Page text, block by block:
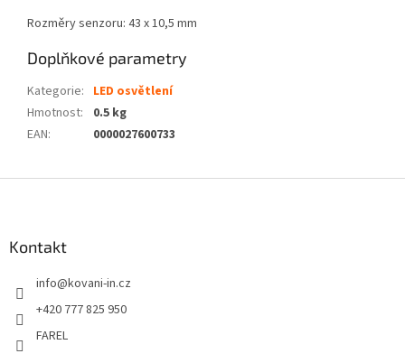
Rozměry senzoru: 43 x 10,5 mm
Doplňkové parametry
Kategorie: LED osvětlení
Hmotnost:
0.5 kg
EAN: 0000027600733
Kontakt
info@kovani-in.cz
+420 777 825 950
FAREL